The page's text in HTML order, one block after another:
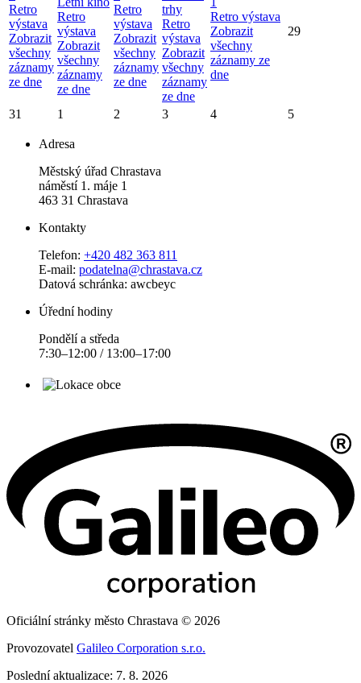
Retro
výstava
Zobrazit
všechny
záznamy
ze dne
Retro
výstava
Zobrazit
všechny
záznamy
ze dne
Retro
výstava
Zobrazit
všechny
záznamy
ze dne
trhy
Retro
výstava
Zobrazit
všechny
záznamy
ze dne
Retro výstava
Zobrazit
všechny
záznamy ze
dne
29
31 1 2 3 4 5
Adresa
Městský úřad Chrastava
náměstí 1. máje 1
463 31 Chrastava
Kontakty
Telefon: +420 482 363 811
E-mail: podatelna@chrastava.cz
Datová schránka: awcbeyc
Úřední hodiny
Pondělí a středa
7:30–12:00 / 13:00–17:00
Oficiální stránky město Chrastava © 2026
Provozovatel Galileo Corporation s.r.o.
Poslední aktualizace: 7. 8. 2026